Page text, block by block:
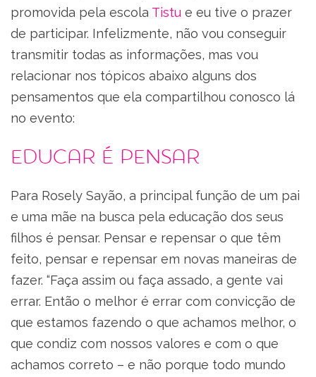
promovida pela escola Tistu e eu tive o prazer
de participar. Infelizmente, não vou conseguir
transmitir todas as informações, mas vou
relacionar nos tópicos abaixo alguns dos
pensamentos que ela compartilhou conosco lá
no evento:
Educar é pensar
Para Rosely Sayão, a principal função de um pai
e uma mãe na busca pela educação dos seus
filhos é pensar. Pensar e repensar o que têm
feito, pensar e repensar em novas maneiras de
fazer. “Faça assim ou faça assado, a gente vai
errar. Então o melhor é errar com convicção de
que estamos fazendo o que achamos melhor, o
que condiz com nossos valores e com o que
achamos correto – e não porque todo mundo